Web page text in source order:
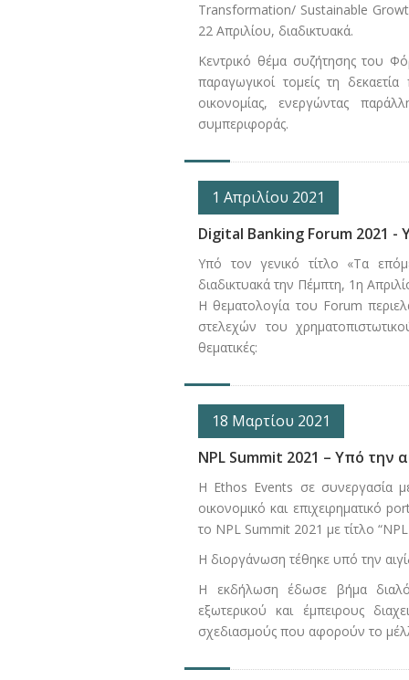
Transformation/ Sustainable
22 Απριλίου, διαδικτυακά.
Κεντρικό θέμα συζήτησης του
παραγωγικοί τομείς τη
οικονομίας, ενεργώντας
συμπεριφοράς.
1 Απριλίου 2021
Digital Banking Forum 2021 -
Υπό τον γενικό τίτλο «Τα
διαδικτυακά την Πέμπτη, 1η
Η θεματολογία του Forum
στελεχών του
θεματικές:
18 Μαρτίου 2021
NPL Summit 2021 – Υπό την
Η Εthos Events σε συνεργασία
οικονομικό και επιχειρηματικό
το NPL Summit 2021 με τίτλο
Η διοργάνωση τέθηκε υπό την
Η εκδήλωση έδωσε βήμα
εξωτερικού και έμπειρους
σχεδιασμούς που αφορούν το